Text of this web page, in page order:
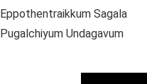
Eppothentraikkum Sagala
Pugalchiyum Undagavum